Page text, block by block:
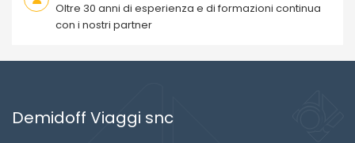
Oltre 30 anni di esperienza e di formazioni continua
con i nostri partner
Demidoff Viaggi snc